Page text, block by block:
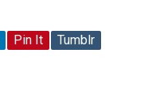
Pin It
Tumblr